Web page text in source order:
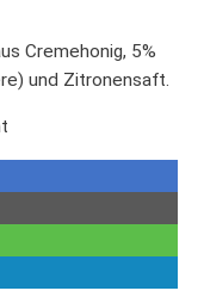
Cremehonig, 5%
und Zitronensaft.